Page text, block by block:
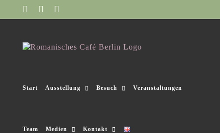
FacebookInstagram
Start Ausstellung Besuch Veranstaltungen
Team Medien Kontakt